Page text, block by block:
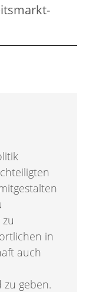
in
auch
zu geben.